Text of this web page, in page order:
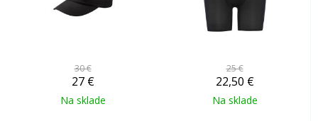
30 €
27 €
Na sklade
25 €
22,50 €
Na sklade